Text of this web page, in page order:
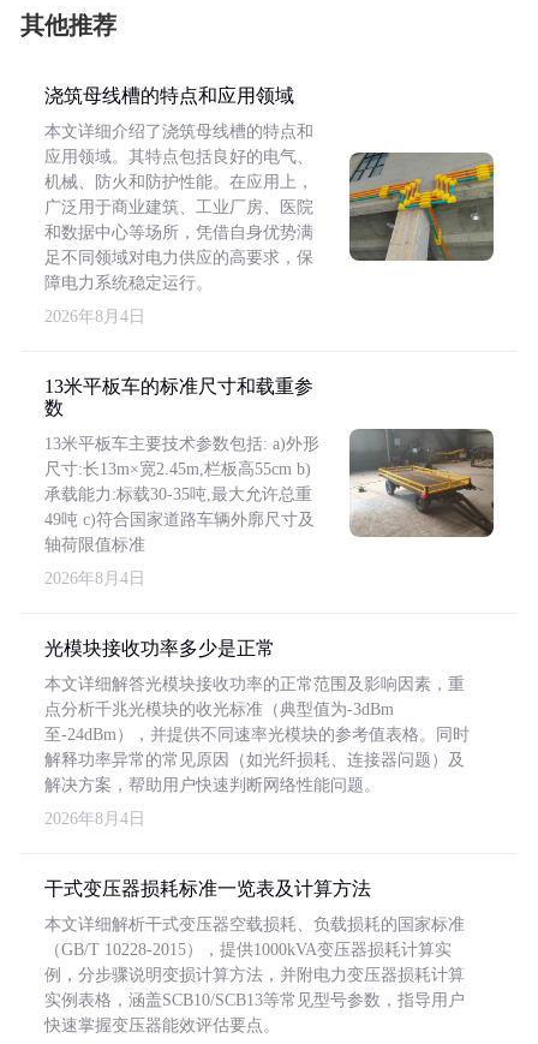
其他推荐
浇筑母线槽的特点和应用领域
本文详细介绍了浇筑母线槽的特点和
应用领域。其特点包括良好的电气、
机械、防火和防护性能。在应用上，
广泛用于商业建筑、工业厂房、医院
和数据中心等场所，凭借自身优势满
足不同领域对电力供应的高要求，保
障电力系统稳定运行。
2026年8月4日
13米平板车的标准尺寸和载重参
数
13米平板车主要技术参数包括: a)外形
尺寸:长13m×宽2.45m,栏板高55cm b)
承载能力:标载30-35吨,最大允许总重
49吨 c)符合国家道路车辆外廓尺寸及
轴荷限值标准
2026年8月4日
光模块接收功率多少是正常
本文详细解答光模块接收功率的正常范围及影响因素，重
点分析千兆光模块的收光标准（典型值为-3dBm
至-24dBm），并提供不同速率光模块的参考值表格。同时
解释功率异常的常见原因（如光纤损耗、连接器问题）及
解决方案，帮助用户快速判断网络性能问题。
2026年8月4日
干式变压器损耗标准一览表及计算方法
本文详细解析干式变压器空载损耗、负载损耗的国家标准
（GB/T 10228-2015），提供1000kVA变压器损耗计算实
例，分步骤说明变损计算方法，并附电力变压器损耗计算
实例表格，涵盖SCB10/SCB13等常见型号参数，指导用户
快速掌握变压器能效评估要点。